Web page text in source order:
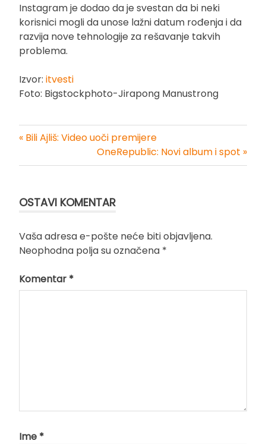
Instagram je dodao da je svestan da bi neki
korisnici mogli da unose lažni datum rođenja i da
razvija nove tehnologije za rešavanje takvih
problema.
Izvor: itvesti
Foto: Bigstockphoto-Jirapong Manustrong
« Bili Ajliš: Video uoči premijere
OneRepublic: Novi album i spot »
OSTAVI KOMENTAR
Vaša adresa e-pošte neće biti objavljena.
Neophodna polja su označena *
Komentar *
Ime *